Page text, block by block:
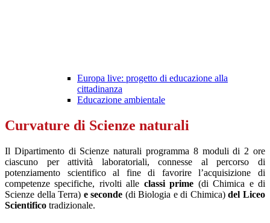
Europa live: progetto di educazione alla
cittadinanza
Educazione ambientale
Curvature di Scienze naturali
Il Dipartimento di Scienze naturali programma 8 moduli di 2 ore
ciascuno perattività laboratoriali,connesse al percorso di
potenziamento scientifico al fine di favorire l’acquisizione di
competenze specifiche, rivolti alle classi prime (di Chimica e di
Scienze della Terra) e seconde (di Biologia e di Chimica)del Liceo
Scientifico tradizionale.